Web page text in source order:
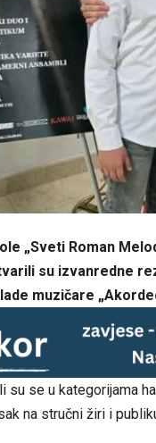
„Sveti Roman
su izvanredne
muzičare
se u kategorijama
na stručni žiri i